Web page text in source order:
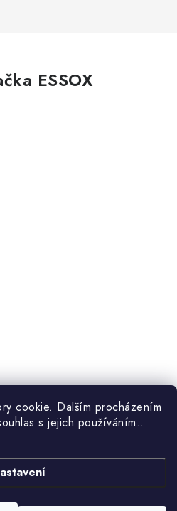
cookie. Dalším procházením
s jejich používáním..
ESSOX